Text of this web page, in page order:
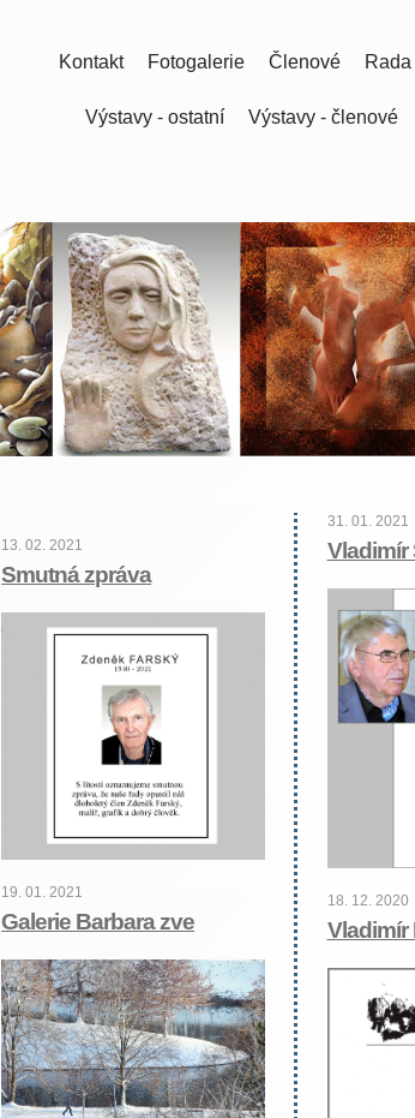
Členové
Fotogalerie
Kontakt
Výstavy - členové
Výstavy - ostatní
31. 01. 2021
Vladimír
18. 12. 2020
Vladimír
13. 02. 2021
Smutná zpráva
19. 01. 2021
Galerie Barbara zve